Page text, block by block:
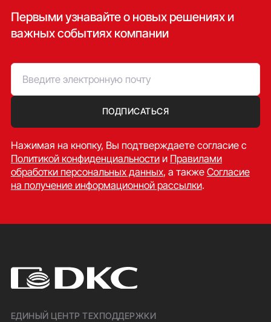
Первыми узнавайте о новых решениях и
важных событиях компании
ПОДПИСАТЬСЯ
Нажимая на кнопку, Вы подтверждаете согласие c
Политикой конфиденциальностии Правилами
обработки персональных данных, а также Согласие
на получение информационной рассылки.
ЕДИНЫЙ ЦЕНТР ТЕХПОДДЕРЖКИ